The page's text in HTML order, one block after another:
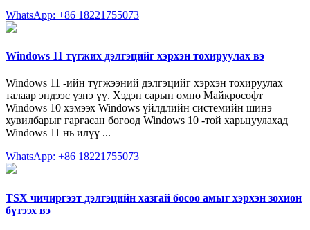
WhatsApp: +86 18221755073
Windows 11 түгжих дэлгэцийг хэрхэн тохируулах вэ
Windows 11 -ийн түгжээний дэлгэцийг хэрхэн тохируулах
талаар эндээс үзнэ үү. Хэдэн сарын өмнө Майкрософт
Windows 10 хэмээх Windows үйлдлийн системийн шинэ
хувилбарыг гаргасан бөгөөд Windows 10 -той харьцуулахад
Windows 11 нь илүү ...
WhatsApp: +86 18221755073
TSX чичиргээт дэлгэцийн хазгай босоо амыг хэрхэн зохион
бүтээх вэ